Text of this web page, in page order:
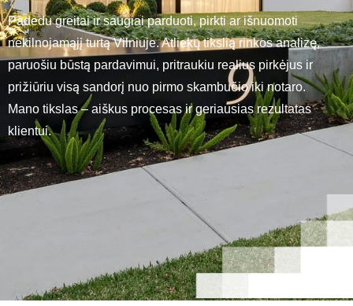
Padedu greitai ir saugiai parduoti, pirkti ar išnuomoti
nekilnojamąjį turtą Vilniuje. Atliekų tikslią rinkos analizę,
paruošiu būstą pardavimui, pritraukiu realius pirkėjus ir
prižiūriu visą sandorį nuo pirmo skambučio iki notaro.
Mano tikslas – aiškus procesas ir geriausias rezultatas
klientui.